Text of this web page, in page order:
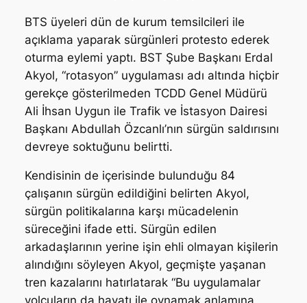
BTS üyeleri dün de kurum temsilcileri ile
açıklama yaparak sürgünleri protesto ederek
oturma eylemi yaptı. BST Şube Başkanı Erdal
Akyol, “rotasyon” uygulaması adı altında hiçbir
gerekçe gösterilmeden TCDD Genel Müdürü
Ali İhsan Uygun ile Trafik ve İstasyon Dairesi
Başkanı Abdullah Özcanlı’nın sürgün saldırısını
devreye soktuğunu belirtti.
Kendisinin de içerisinde bulunduğu 84
çalışanın sürgün edildiğini belirten Akyol,
sürgün politikalarına karşı mücadelenin
süreceğini ifade etti. Sürgün edilen
arkadaşlarının yerine işin ehli olmayan kişilerin
alındığını söyleyen Akyol, geçmişte yaşanan
tren kazalarını hatırlatarak “Bu uygulamalar